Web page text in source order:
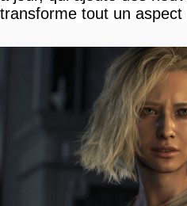
transforme tout un aspect